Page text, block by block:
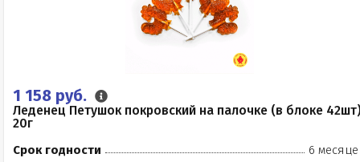
1 158 руб.
Леденец Петушок покровский на палочке (в блоке
20г
Срок годности
6